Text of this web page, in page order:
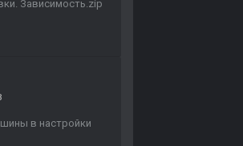
Зависимость.zip
в настройки